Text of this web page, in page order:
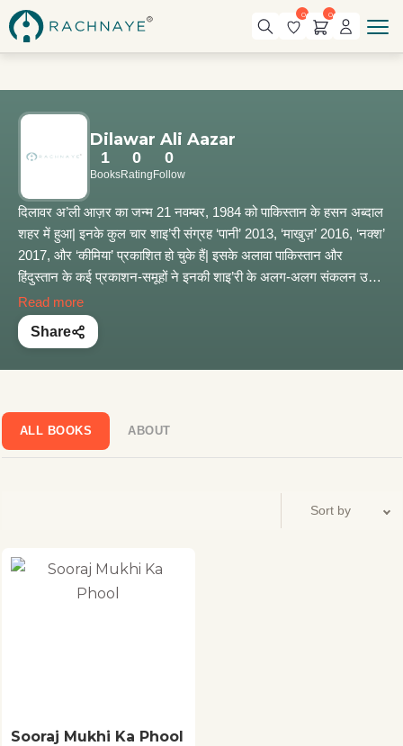
0 0
Dilawar Ali Aazar
1
Books
0
Rating
0
Follow
दिलावर अ’ली आज़र का जन्म 21 नवम्बर, 1984 को पाकिस्तान के हसन अब्दाल
शहर में हुआ| इनके कुल चार शाइ’री संग्रह ‘पानी’ 2013, ‘माखुज़’ 2016, ‘नक्श’
2017, और ‘कीमिया’ प्रकाशित हो चुके हैं| इसके अलावा पाकिस्तान और
हिंदुस्तान के कई प्रकाशन-समूहों ने इनकी शाइ’री के अलग-अलग संकलन उर्दू
एवं देवनागरी लिपि में प्रकाशित किए हैं| दिलावर अ’ली आज़र को कई अदबी
पुरस्कारों से सम्मानित किया जा चुका है जिनमें ‘क़ौमी सीरत अवार्ड 2019 ، लफ़्ज़
अदबी अवार्ड 2014 और बाबा गुरु नानक जी अदबी अवार्ड 2016, 2019 नुमायाँ
Read more
Share
ALL BOOKS ABOUT
Sooraj Mukhi Ka Phool